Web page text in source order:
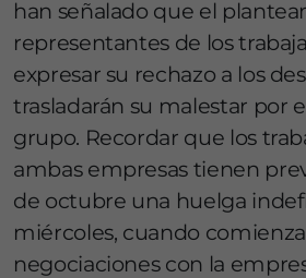
han señalado que el
representantes de los
expresar su rechazo a los
trasladarán su malestar por
grupo. Recordar que los
ambas empresas tienen
de octubre una huelga
miércoles, cuando
negociaciones con la